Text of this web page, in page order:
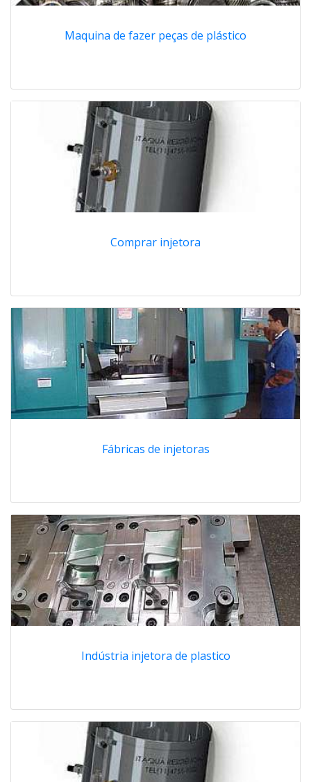
Maquina de fazer peças de plástico
Comprar injetora
Fábricas de injetoras
Indústria injetora de plastico